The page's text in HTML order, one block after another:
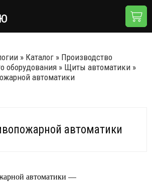
» Каталог » Производство
оборудования » Щиты автоматики »
автоматики
автоматики
автоматики —